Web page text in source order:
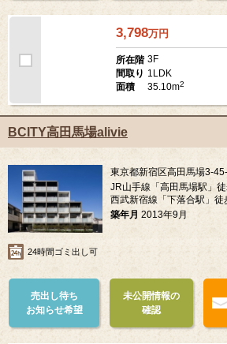
お知らせ希望
3,798万
所在階
3F
面積
35.10m
BCITY高田馬場alivie
東京都新宿区高田馬場3-
JR山手線「高田馬場駅」徒
西武新宿線「下落合駅」徒
2013年9月
24時間ゴミ出し可
お知らせ希望
確認